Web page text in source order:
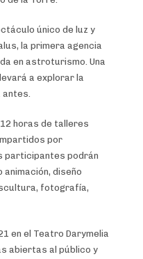
único de luz y
la primera agencia
en astroturismo. Una
a explorar la
horas de talleres
por
participantes podrán
diseño
fotografía,
en el Teatro Darymelia
abiertas al público y